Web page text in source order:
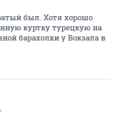
был. Хотя хорошо
куртку турецкую на
барахолки у Вокзала в